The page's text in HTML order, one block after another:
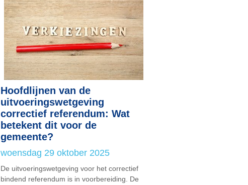
Hoofdlijnen van de
uitvoeringswetgeving
correctief referendum: Wat
betekent dit voor de
gemeente?
woensdag 29 oktober 2025
De uitvoeringswetgeving voor het correctief
bindend referendum is in voorbereiding. De